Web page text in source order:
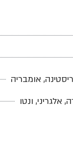
אומבריה
אלגריני, ונטו